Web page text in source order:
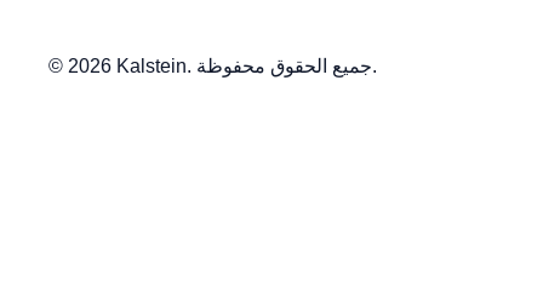
© 2026 Kalstein. جميع الحقوق محفوظة.